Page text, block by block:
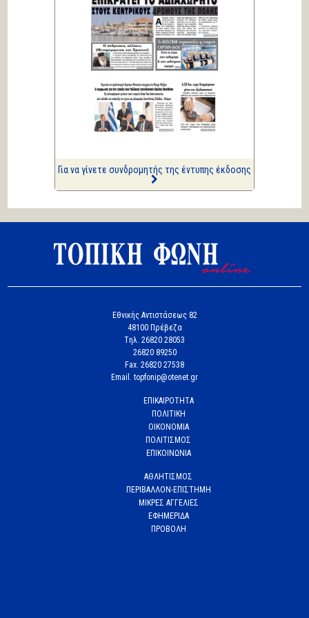
Σοβαρή ανησυχία...
Κική Ζέρβα
Πολιτικά και άλλα
ΑΡΙΩΝ
Ιστορίες Καθημερινής
Τρέλας
συλλήψεις...
Για να γίνετε συνδρομητής της έντυπης έκδοσης
Εθνικής Αντιστάσεως 82
48100 Πρέβεζα
Tηλ. 26820 28053
26820 89250
Fax. 26820 27538
Email. topfonip@otenet.gr
ΕΠΙΚΑΙΡΟΤΗΤΑ
ΠΟΛΙΤΙΚΗ
ΟΙΚΟΝΟΜΙΑ
ΠΟΛΙΤΙΣΜΟΣ
ΕΠΙΚΟΙΝΩΝΙΑ
ΑΘΛΗΤΙΣΜΟΣ
ΠΕΡΙΒΑΛΛΟΝ-ΕΠΙΣΤΗΜΗ
ΜΙΚΡΕΣ ΑΓΓΕΛΙΕΣ
ΕΦΗΜΕΡΙΔΑ
ΠΡΟΒΟΛΗ